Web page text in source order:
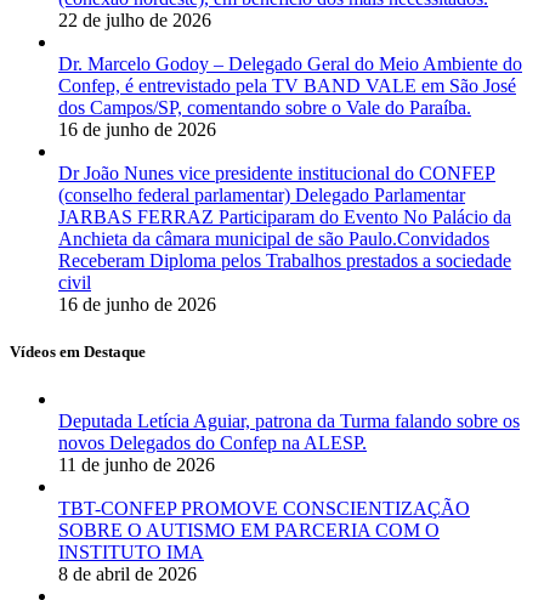
22 de julho de 2026
Dr. Marcelo Godoy – Delegado Geral do Meio Ambiente do
Confep, é entrevistado pela TV BAND VALE em São José
dos Campos/SP, comentando sobre o Vale do Paraíba.
16 de junho de 2026
Dr João Nunes vice presidente institucional do CONFEP
(conselho federal parlamentar) Delegado Parlamentar
JARBAS FERRAZ Participaram do Evento No Palácio da
Anchieta da câmara municipal de são Paulo.Convidados
Receberam Diploma pelos Trabalhos prestados a sociedade
civil
16 de junho de 2026
Vídeos em Destaque
Deputada Letícia Aguiar, patrona da Turma falando sobre os
novos Delegados do Confep na ALESP.
11 de junho de 2026
TBT-CONFEP PROMOVE CONSCIENTIZAÇÃO
SOBRE O AUTISMO EM PARCERIA COM O
INSTITUTO IMA
8 de abril de 2026